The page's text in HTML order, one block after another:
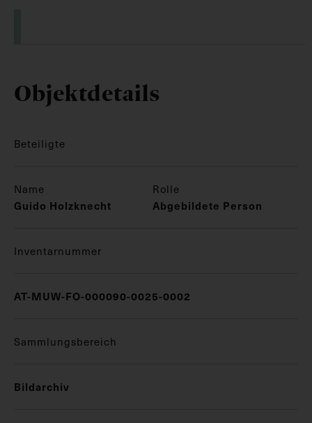
Objektdetails
Beteiligte
Name Rolle
Guido Holzknecht Abgebildete Person
Inventarnummer
AT-MUW-FO-000090-0025-0002
Sammlungsbereich
Bildarchiv